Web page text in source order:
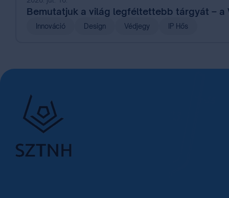
Bemutatjuk a világ legféltettebb tárgyát –
Innováció Design Védjegy IP Hős